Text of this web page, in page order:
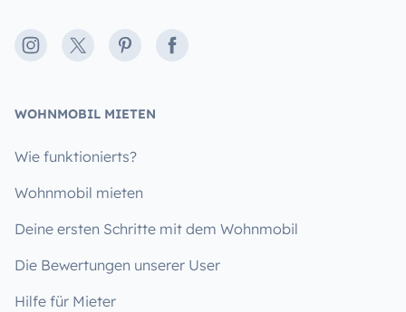
Instagram
X PinterestFacebook
WOHNMOBIL MIETEN
Wie funktionierts?
Wohnmobil mieten
Deine ersten Schritte mit dem Wohnmobil
Die Bewertungen unserer User
Hilfe für Mieter